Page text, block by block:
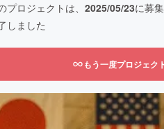
プロジェクトは、 2025/05/23に募
しました
もう一度プロジェク